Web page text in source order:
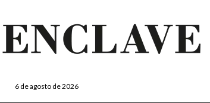
6 de agosto de 2026